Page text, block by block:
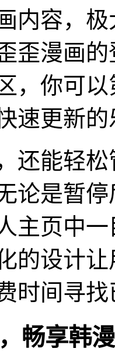
内容，
歪漫画
，你可
速更新
还能轻
论是暂
主页中
的设计
时间寻
畅享韩